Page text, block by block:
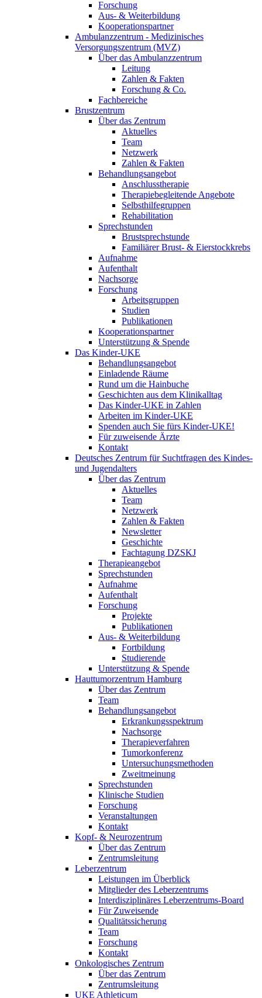
Forschung
Aus- & Weiterbildung
Kooperationspartner
Ambulanzzentrum - Medizinisches
Versorgungszentrum (MVZ)
Über das Ambulanzzentrum
Leitung
Zahlen & Fakten
Forschung & Co.
Fachbereiche
Brustzentrum
Über das Zentrum
Aktuelles
Team
Netzwerk
Zahlen & Fakten
Behandlungsangebot
Anschlusstherapie
Therapiebegleitende Angebote
Selbsthilfegruppen
Rehabilitation
Sprechstunden
Brustsprechstunde
Familiärer Brust- & Eierstockkrebs
Aufnahme
Aufenthalt
Nachsorge
Forschung
Arbeitsgruppen
Studien
Publikationen
Kooperationspartner
Unterstützung & Spende
Das Kinder-UKE
Behandlungsangebot
Einladende Räume
Rund um die Hainbuche
Geschichten aus dem Klinikalltag
Das Kinder-UKE in Zahlen
Arbeiten im Kinder-UKE
Spenden auch Sie fürs Kinder-UKE!
Für zuweisende Ärzte
Kontakt
Deutsches Zentrum für Suchtfragen des Kindes-
und Jugendalters
Über das Zentrum
Aktuelles
Team
Netzwerk
Zahlen & Fakten
Newsletter
Geschichte
Fachtagung DZSKJ
Therapieangebot
Sprechstunden
Aufnahme
Aufenthalt
Forschung
Projekte
Publikationen
Aus- & Weiterbildung
Fortbildung
Studierende
Unterstützung & Spende
Hauttumorzentrum Hamburg
Über das Zentrum
Team
Behandlungsangebot
Erkrankungsspektrum
Nachsorge
Therapieverfahren
Tumorkonferenz
Untersuchungsmethoden
Zweitmeinung
Sprechstunden
Klinische Studien
Forschung
Veranstaltungen
Kontakt
Kopf- & Neurozentrum
Über das Zentrum
Zentrumsleitung
Leberzentrum
Leistungen im Überblick
Mitglieder des Leberzentrums
Interdisziplinäres Leberzentrums-Board
Für Zuweisende
Qualitätssicherung
Team
Forschung
Kontakt
Onkologisches Zentrum
Über das Zentrum
Zentrumsleitung
UKE Athleticum